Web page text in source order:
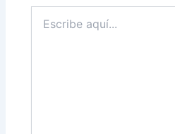
aquí...